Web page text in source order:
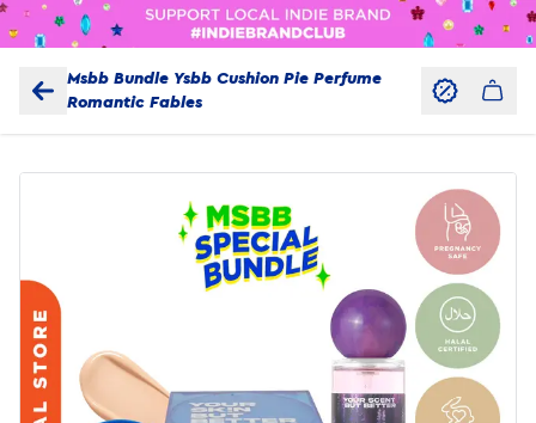
Msbb Bundle Ysbb Cushion Pie Perfume
Romantic Fables